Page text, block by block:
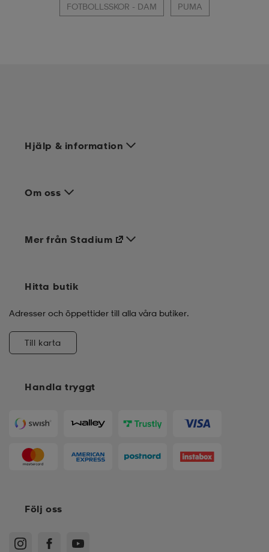
FOTBOLLSSKOR - DAM PUMA
Hjälp & information
Om oss
Handla tryggt
Mer från Stadium
Hitta butik
Adresser och öppettider till alla våra butiker.
Till karta
Följ oss